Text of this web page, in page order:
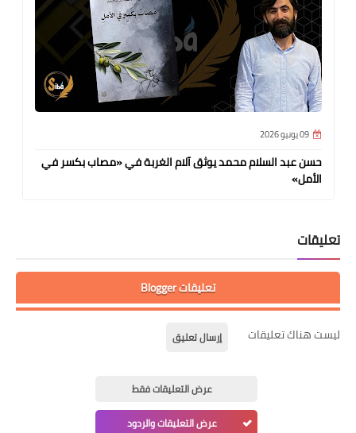
09 يونيو 2026
حسن عبد السلام محمد يوثق آلام الغربة في «مصاب بكسر في
الأمل»
تعليقات
تعليقات Blogger
ليست هناك تعليقات إرسال تعليق
عرض التعليقات فقط
عرض التعليقات والردود